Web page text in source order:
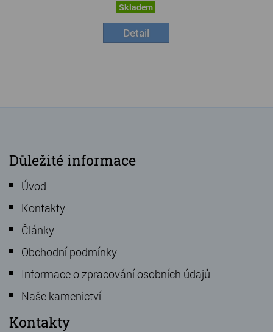
Skladem
Detail
Důležité informace
Úvod
Kontakty
Články
Obchodní podmínky
Informace o zpracování osobních údajů
Naše kamenictví
Kontakty